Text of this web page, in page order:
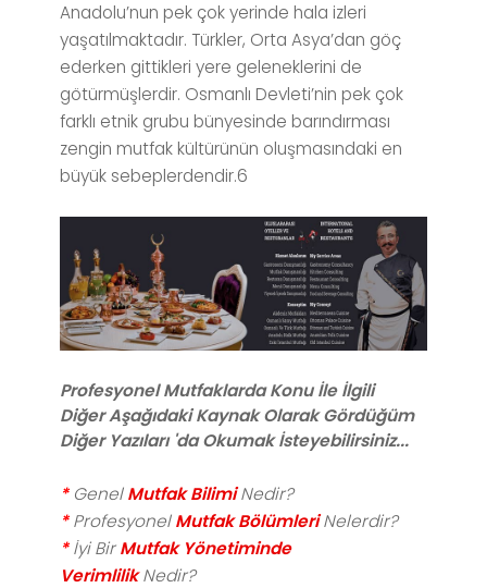
Anadolu’nun pek çok yerinde hala izleri
yaşatılmaktadır. Türkler, Orta Asya’dan göç
ederken gittikleri yere geleneklerini de
götürmüşlerdir. Osmanlı Devleti’nin pek çok
farklı etnik grubu bünyesinde barındırması
zengin mutfak kültürünün oluşmasındaki en
büyük sebeplerdendir.6
Profesyonel MutfaklardaKonu İle İlgili
DiğerAşağıdaki Kaynak Olarak Gördüğüm
Diğer Yazıları 'da Okumak İsteyebilirsiniz...
* GenelMutfak BilimiNedir?
*ProfesyonelMutfak BölümleriNelerdir?
*İyi BirMutfak Yönetiminde
VerimlilikNedir?